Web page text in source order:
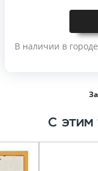
В наличии в городе
С этим